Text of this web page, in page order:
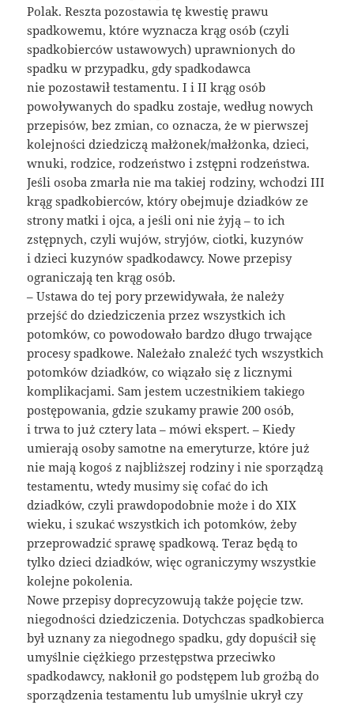
Polak. Reszta pozostawia tę kwestię prawu
spadkowemu, które wyznacza krąg osób (czyli
spadkobierców ustawowych) uprawnionych do
spadku w przypadku, gdy spadkodawca
nie pozostawił testamentu. I i II krąg osób
powoływanych do spadku zostaje, według nowych
przepisów, bez zmian, co oznacza, że w pierwszej
kolejności dziedziczą małżonek/małżonka, dzieci,
wnuki, rodzice, rodzeństwo i zstępni rodzeństwa.
Jeśli osoba zmarła nie ma takiej rodziny, wchodzi III
krąg spadkobierców, który obejmuje dziadków ze
strony matki i ojca, a jeśli oni nie żyją – to ich
zstępnych, czyli wujów, stryjów, ciotki, kuzynów
i dzieci kuzynów spadkodawcy. Nowe przepisy
ograniczają ten krąg osób.
– Ustawa do tej pory przewidywała, że należy
przejść do dziedziczenia przez wszystkich ich
potomków, co powodowało bardzo długo trwające
procesy spadkowe. Należało znaleźć tych wszystkich
potomków dziadków, co wiązało się z licznymi
komplikacjami. Sam jestem uczestnikiem takiego
postępowania, gdzie szukamy prawie 200 osób,
i trwa to już cztery lata – mówi ekspert. – Kiedy
umierają osoby samotne na emeryturze, które już
nie mają kogoś z najbliższej rodziny i nie sporządzą
testamentu, wtedy musimy się cofać do ich
dziadków, czyli prawdopodobnie może i do XIX
wieku, i szukać wszystkich ich potomków, żeby
przeprowadzić sprawę spadkową. Teraz będą to
tylko dzieci dziadków, więc ograniczymy wszystkie
kolejne pokolenia.
Nowe przepisy doprecyzowują także pojęcie tzw.
niegodności dziedziczenia. Dotychczas spadkobierca
był uznany za niegodnego spadku, gdy dopuścił się
umyślnie ciężkiego przestępstwa przeciwko
spadkodawcy, nakłonił go podstępem lub groźbą do
sporządzenia testamentu lub umyślnie ukrył czy